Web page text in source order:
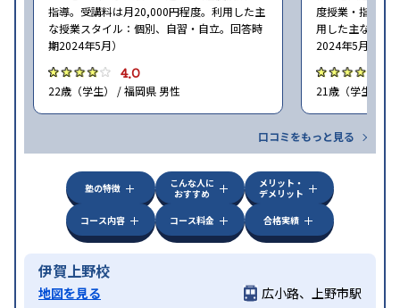
指導。受講料は月20,000円程度。利用した主
な授業スタイル：個別、自習・自立。回答時
期2024年5月）
4.0
22歳（学生） / 福岡県 男性
度授業・指導。
用した主な授業
2024年5月）
21歳（学生） /
口コミをもっと見る
塾の特徴
こんな人に
おすすめ
メリット・
デメリット
コース内容
コース料金 合格実績
伊賀上野校
地図を見る
広小路、上野市駅